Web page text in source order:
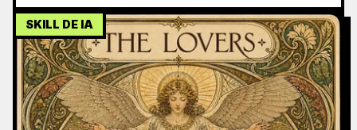
SKILL DE IA